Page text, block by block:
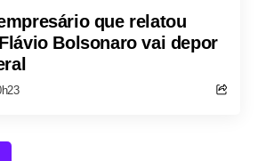
que relatou
Bolsonaro vai depor